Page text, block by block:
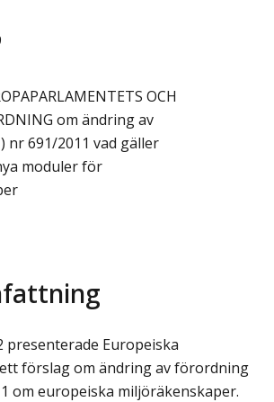
OCH
om ändring av
nr 691/2011 vad gäller
moduler för
presenterade Europeiska
förslag om ändring av förordning
om europeiska miljöräkenskaper.